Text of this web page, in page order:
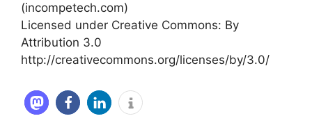
(incompetech.com)
Licensed under Creative Commons: By
Attribution 3.0
http://creativecommons.org/licenses/by/3.0/